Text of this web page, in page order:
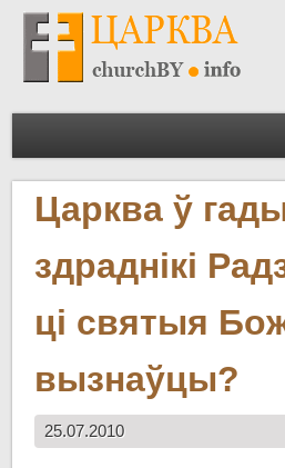
Царква ў
здраднікі
ці святыя
вызнаўцы?
25.07.2010